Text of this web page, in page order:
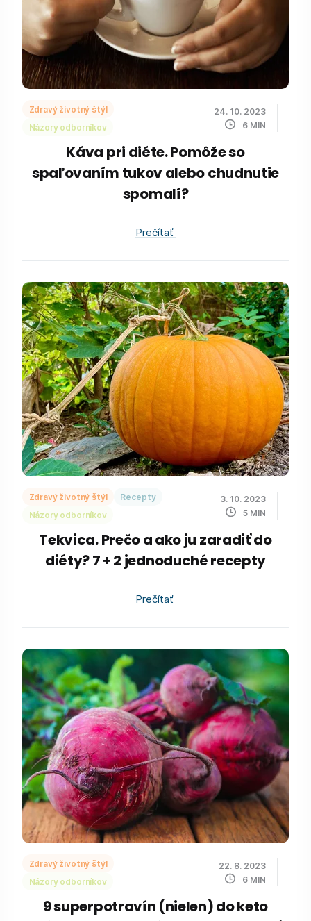
Zdravý životný štýl
Názory odborníkov
24. 10. 2023
6 MIN
Káva pri diéte. Pomôže so
spaľovaním tukov alebo chudnutie
spomalí?
Prečítať
Zdravý životný štýl
Recepty
Názory odborníkov
3. 10. 2023
5 MIN
Tekvica. Prečo a ako ju zaradiť do
diéty? 7 + 2 jednoduché recepty
Prečítať
Zdravý životný štýl
Názory odborníkov
22. 8. 2023
6 MIN
9 superpotravín (nielen) do keto